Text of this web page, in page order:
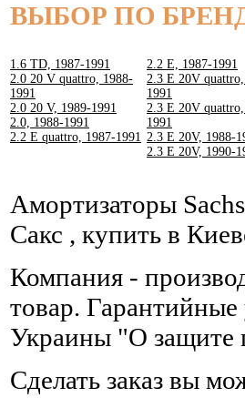
ВЫБОР ПО
1.6 TD, 1987-1991
2.0 20 V quattro, 1988-
1991
2.0 20 V, 1989-1991
2.0, 1988-1991
2.2 E quattro, 1987-1991
2.2 E, 1987-1991
2.3 E 20V
1991
2.3 E 20V
1991
2.3 E 20V, 1988-
2.3 E 20V, 1990-
Амортизаторы
Сакс , купить в
Компания -
товар. Гарантийные
Украины "О защите
Сделать заказ вы